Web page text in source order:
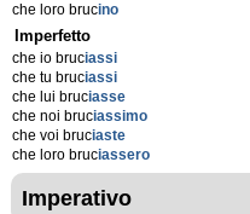
che loro brucino
Imperfetto
che io bruciassi
che tu bruciassi
che lui bruciasse
che noi bruciassimo
che voi bruciaste
che loro bruciassero
Imperativo